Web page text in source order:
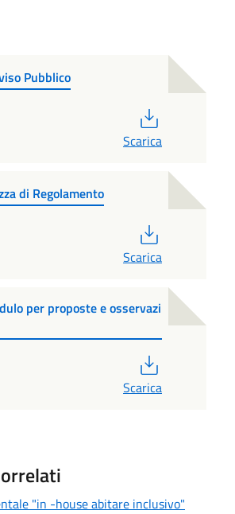
Pubblico
Scarica
di Regolamento
Scarica
per proposte e osservazi
Scarica
"in -house abitare inclusivo"